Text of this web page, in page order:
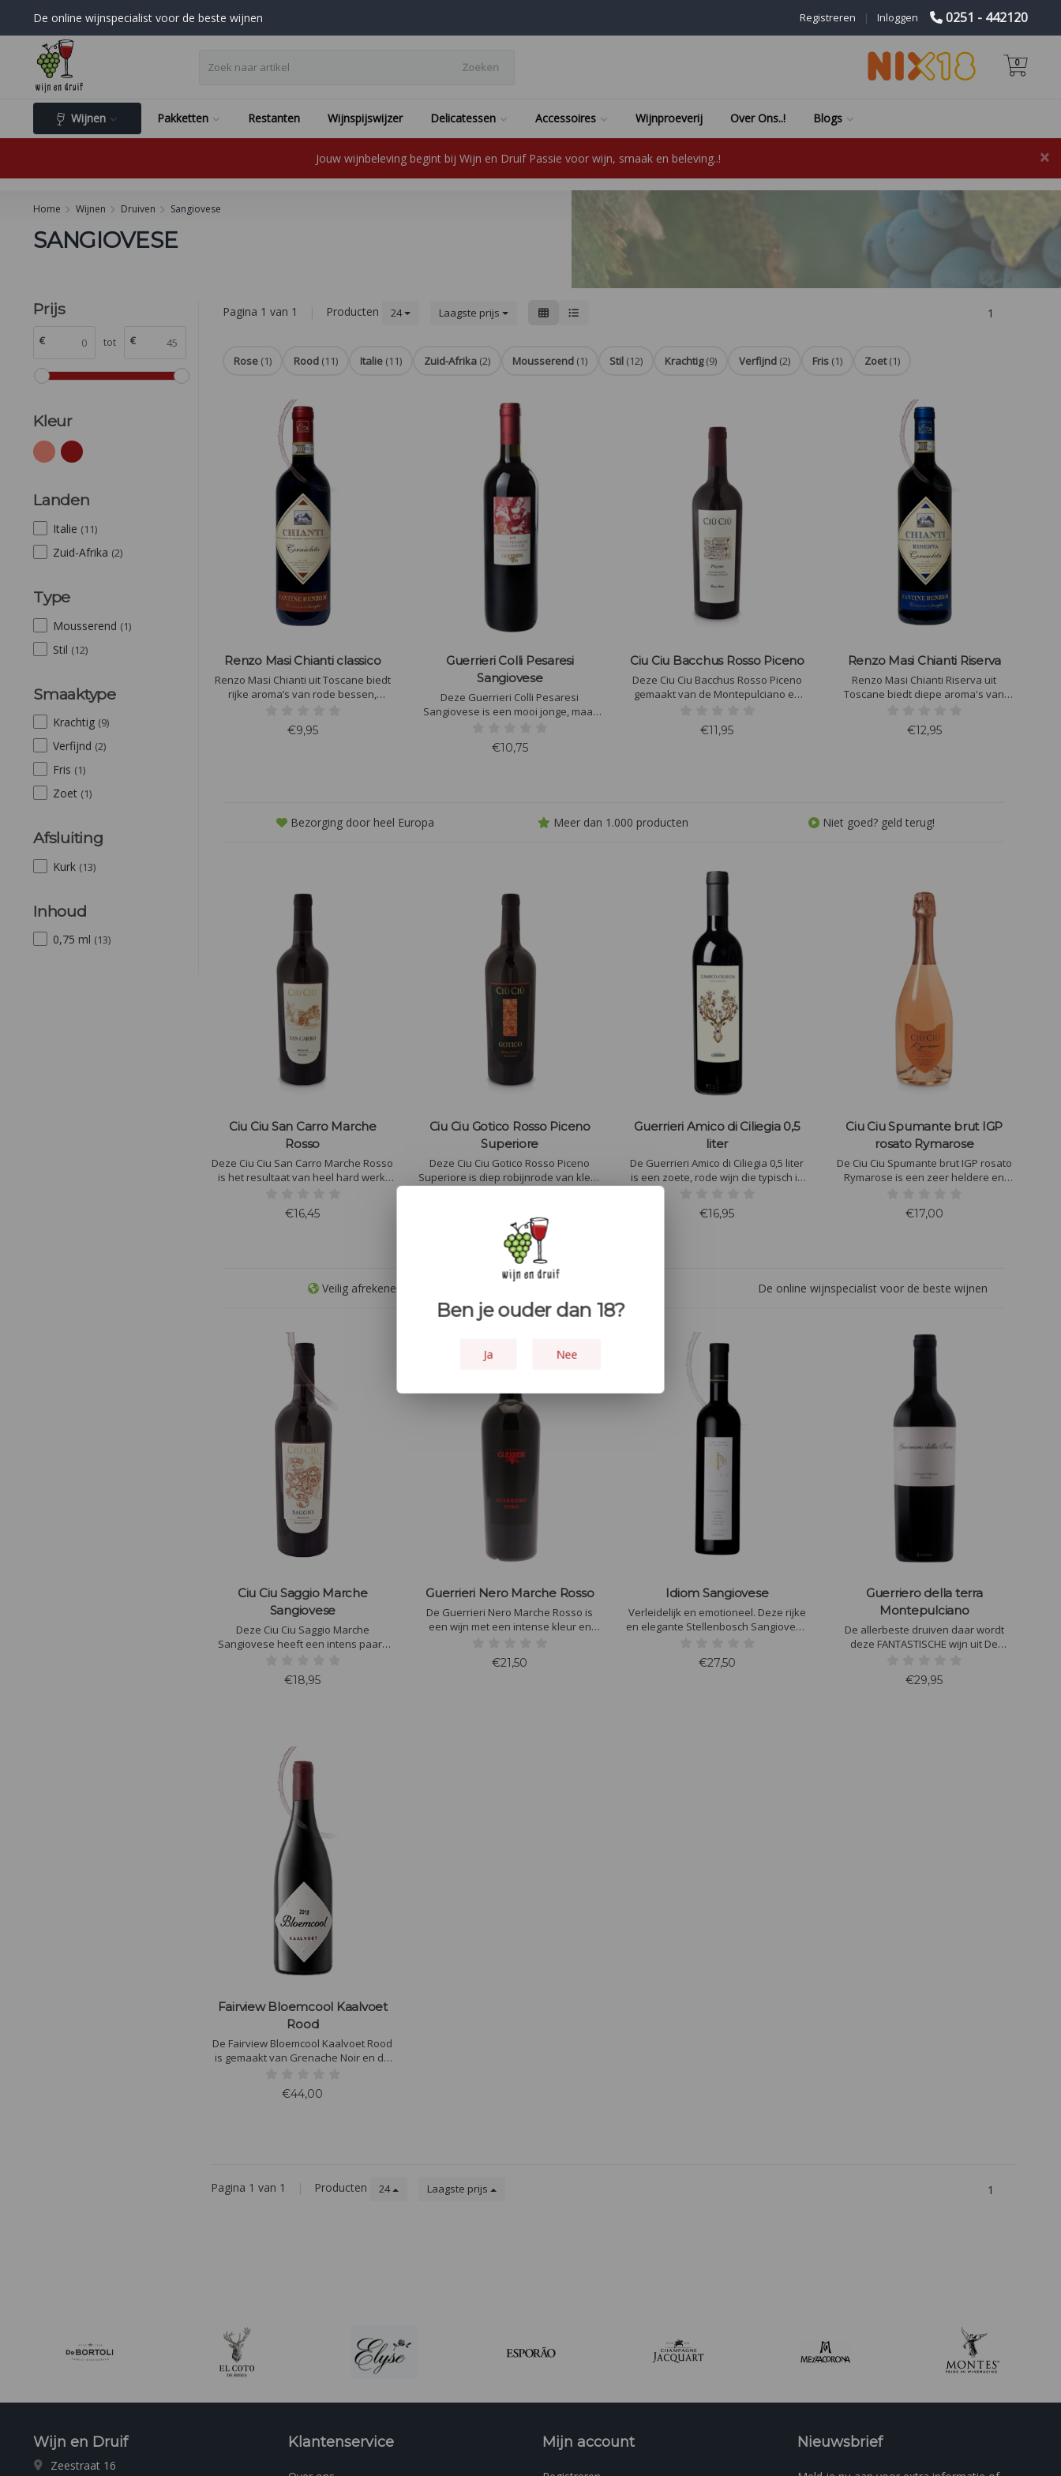
De online wijnspecialist voor de beste wijnen 0251 - 442120
Inloggen
|
Registreren
Zoeken 0
Wijnen Pakketten Restanten Wijnspijswijzer Delicatessen Accessoires Wijnproeverij Over Ons..! Blogs
Jouw wijnbeleving begint bij Wijn en Druif Passie voor wijn, smaak en beleving..! ×
Home Wijnen Druiven Sangiovese
SANGIOVESE
Prijs
€ tot €
Kleur
Landen
Italie (11)
Zuid-Afrika (2)
Type
Mousserend (1)
Stil (12)
Smaaktype
Krachtig (9)
Verfijnd (2)
Fris (1)
Zoet (1)
Afsluiting
Kurk (13)
Inhoud
0,75 ml (13)
Pagina 1 van 1 Producten 24 Laagste prijs 1
Rose (1) Rood (11) Italie (11) Zuid-Afrika (2) Mousserend (1) Stil (12) Krachtig (9) Verfijnd (2) Fris (1) Zoet (1)
Renzo Masi Chianti classico
Renzo Masi Chianti uit Toscane biedt
rijke aroma’s van rode bessen,
eikenhouten vaten, heeft zachte
€9,95
Guerrieri Colli Pesaresi
Sangiovese
Deze Guerrieri Colli Pesaresi
Sangiovese is een mooi jonge, maar
een aroma van kruiden en kersen.
€10,75
Ciu Ciu Bacchus Rosso Piceno
Deze Ciu Ciu Bacchus Rosso Piceno
gemaakt van de Montepulciano en
etherisch met een harmonische
€11,95
Renzo Masi Chianti Riserva
Renzo Masi Chianti Riserva uit
Toscane biedt diepe aroma's van
Deze wijn, gerijpt in eikenhouten
€12,95
Bezorging door heel Europa Meer dan 1.000 producten Niet goed? geld terug!
Ciu Ciu San Carro Marche
Rosso
Deze Ciu Ciu San Carro Marche Rosso
is het resultaat van heel hard werk.
proef je. De Ciu Ciu San Carro Marche
Rossois gemaakt met de
€16,45
Ciu Ciu Gotico Rosso Piceno
Superiore
Deze Ciu Ciu Gotico Rosso Piceno
Superiore is diep robijnrode van kleur
jaar van veroudering.
Guerrieri Amico di Ciliegia 0,5
liter
De Guerrieri Amico di Ciliegia 0,5 liter
is een zoete, rode wijn die typisch is
voor de landelijke traditie van
Guerrieri. Intense robijnrode kleur
met roodachtige, paarse tinten.
€16,95
Ciu Ciu Spumante brut IGP
rosato Rymarose
De Ciu Ciu Spumante brut IGP rosato
Rymarose is een zeer heldere en
bubbel. Overwegend klein, pas gerijpt
fruit, vervolgens voldoende complex
€17,00
Veilig afrekenen De online wijnspecialist voor de beste wijnen
Ciu Ciu Saggio Marche
Sangiovese
Deze Ciu Ciu Saggio Marche
Sangiovese heeft een intens paars
veel kersen, munt en koffiesmaak
€18,95
Guerrieri Nero Marche Rosso
De Guerrieri Nero Marche Rosso is
een wijn met een intense kleur en
wijn met een aroma van violen,
€21,50
Idiom Sangiovese
Verleidelijk en emotioneel. Deze rijke
en elegante Stellenbosch Sangiovese
kleur, aardse aroma's van kaneel en
€27,50
Guerriero della terra
Montepulciano
De allerbeste druiven daar wordt
deze FANTASTISCHE wijn uit De
Sangiovese (10%) is een wijn met
€29,95
Fairview Bloemcool Kaalvoet
Rood
De Fairview Bloemcool Kaalvoet Rood
is gemaakt van Grenache Noir en de
in Franse vaten. Er worden maar 500
flessen gemaakt van deze wijn.
€44,00
Pagina 1 van 1 Producten 24 Laagste prijs 1
Wijn en Druif
Zeestraat 16
Klantenservice Mijn account Nieuwsbrief
Ben je ouder dan 18?
Ja Nee